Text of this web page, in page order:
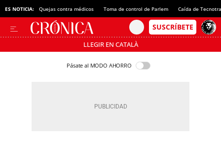
ES NOTICIA: Quejas contra médicos Toma de control de Parlem Caída de
LLEGIR EN CATALÀ
Pásate al MODO AHORRO